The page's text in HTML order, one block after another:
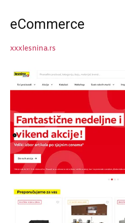
eCommerce
xxxlesnina.rs